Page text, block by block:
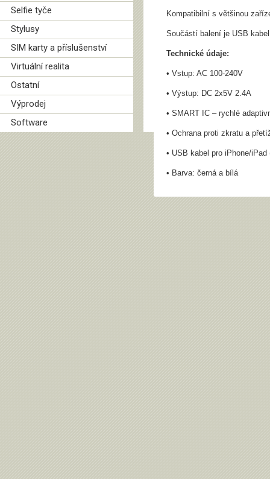
Selfie tyče
Stylusy
SIM karty a příslušenství
Virtuální realita
Ostatní
Výprodej
Software
Kompatibilní s většinou
Součástí balení je USB
Technické údaje:
• Vstup: AC 100-240V
• Výstup: DC 2x5V 2.4A
• SMART IC – rychlé
• Ochrana proti zkratu a
• USB kabel pro iPhone/
• Barva: černá a bílá